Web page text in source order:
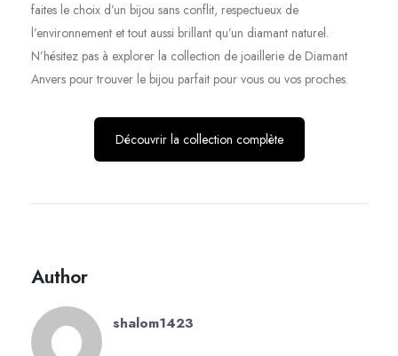
faites le choix d’un bijou sans conflit, respectueux de
l’environnement et tout aussi brillant qu’un diamant naturel.
N’hésitez pas à explorer la collection de joaillerie de Diamant
Anvers pour trouver le bijou parfait pour vous ou vos proches.
Découvrir la collection complète
Author
shalom1423